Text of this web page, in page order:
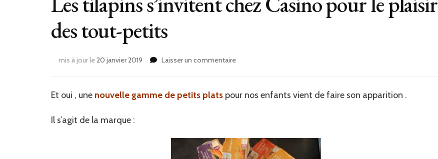
des tout-petits
mis à jour le20 janvier 2019 Laisser un commentairesur
plaisir
des
Et oui , une nouvelle gamme de petits plats pour nos enfants vient de faire son apparition .
Il s’agit de la marque :